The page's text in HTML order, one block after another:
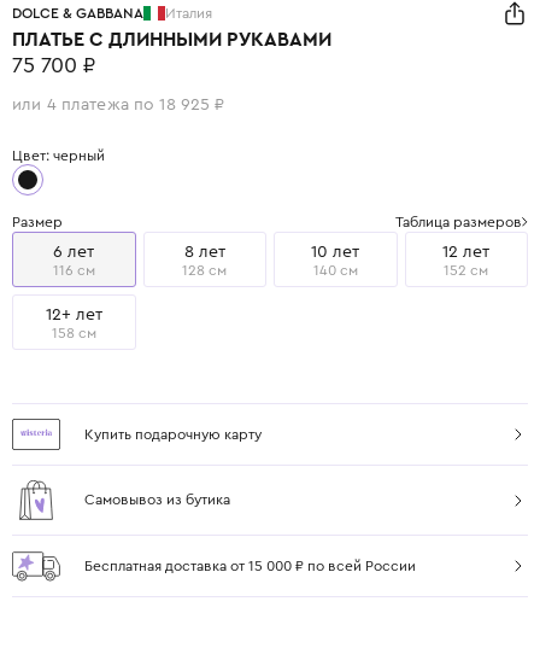
DOLCE & GABBANA Италия
ПЛАТЬЕ С ДЛИННЫМИ РУКАВАМИ
75 700 ₽
или 4 платежа по 18 925 ₽
Цвет: черный
Размер Таблица размеров
6 лет
116 см
8 лет
128 см
10 лет
140 см
12 лет
152 см
12+ лет
158 см
Купить подарочную карту
Самовывоз из бутика
Бесплатная доставка от 15 000 ₽ по всей России